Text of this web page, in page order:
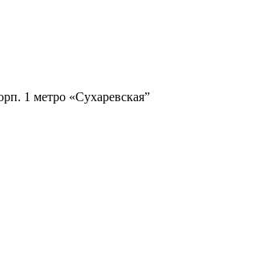
1 метро «Сухаревская”